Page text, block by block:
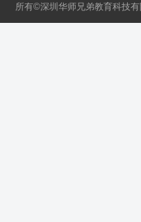
所有©深圳华师兄弟教育科技有